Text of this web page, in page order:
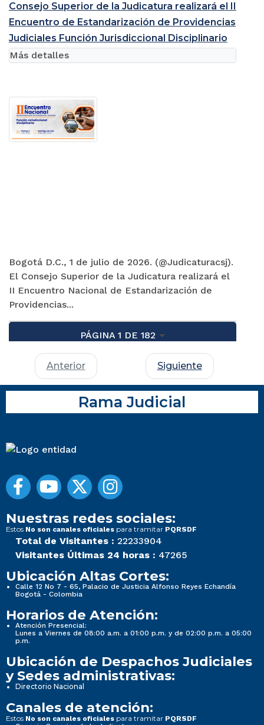
Consejo Superior de la Judicatura realizará el II
Encuentro de Estandarización de Providencias
Judiciales Función Jurisdiccional Disciplinario
Bogotá D.C., 1 de julio de 2026. (@Judicaturacsj).
El Consejo Superior de la Judicatura realizará el
II Encuentro Nacional de Estandarización de
Providencias...
Más detalles
PÁGINA 1 DE 182
Anterior Siguiente
Rama Judicial
Nuestras redes sociales:
Estos No son canales oficiales para tramitar PQRSDF
Total de Visitantes : 22233904
Visitantes Últimas 24 horas : 47265
Ubicación Altas Cortes:
Calle 12 No 7 - 65, Palacio de Justicia Alfonso Reyes Echandía
Bogotá - Colombia
Horarios de Atención:
Atención Presencial:
Lunes a Viernes de 08:00 a.m. a 01:00 p.m. y de 02:00 p.m. a 05:00
p.m.
Ubicación de Despachos Judiciales
y Sedes administrativas:
Directorio Nacional
Canales de atención:
Estos No son canales oficiales para tramitar PQRSDF